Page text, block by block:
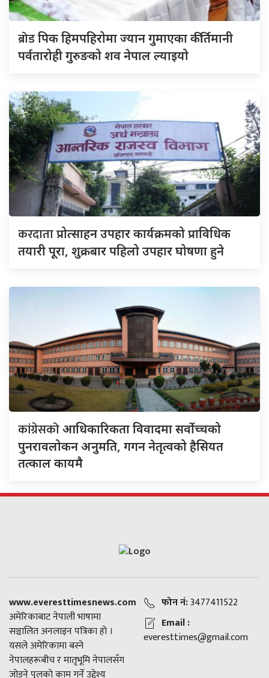
ब्रोडपिक हिमपहिरोमा ज्यान गुमाएका कीर्तिमानी
पर्वतारोही गुरुङको शव नेपाल ल्याइयो
करदाताप्रोत्साहन उपहार कार्यक्रमको प्राविधिक
तयारी पूरा, शुक्रबार पहिलो उपहार घोषणा हुने
कांग्रेसकोआधिकारिकता विवादमा सर्वोच्चको
पुनरावलोकन अनुमति, गगन नेतृत्वको हैसियत
तत्काल कायमै
www.everesttimesnews.com
अमेरिकाबाट नेपाली भाषामा
सञ्चालित अनलाइन पत्रिका हो ।
यसले अमेरिकामा बस्ने
नेपालहरूबीच र मातृभूमि नेपालसँग
जोड्ने पुलको काम गर्ने उद्देश्य
फोन नं:3477411522
Email :
everesttimes@gmail.com